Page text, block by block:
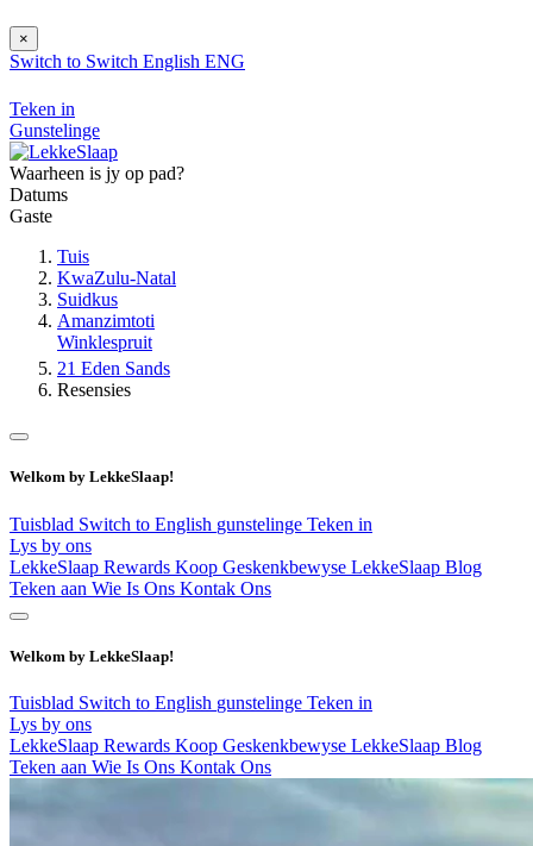
×
Switch to Switch English ENG
Teken in
Gunstelinge
Waarheen is jy op pad?
Datums
Gaste
Tuis
KwaZulu-Natal
Suidkus
Amanzimtoti
Winklespruit
21 Eden Sands
Resensies
Welkom by LekkeSlaap!
Tuisblad Switch to English gunstelinge Teken in
Lys by ons
LekkeSlaap Rewards Koop Geskenkbewyse LekkeSlaap Blog
Teken aan Wie Is Ons Kontak Ons
Welkom by LekkeSlaap!
Tuisblad Switch to English gunstelinge Teken in
Lys by ons
LekkeSlaap Rewards Koop Geskenkbewyse LekkeSlaap Blog
Teken aan Wie Is Ons Kontak Ons